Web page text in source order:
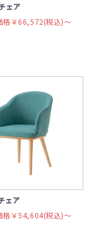
ェア
格￥66,572(税込)〜
ェア
格￥54,604(税込)〜